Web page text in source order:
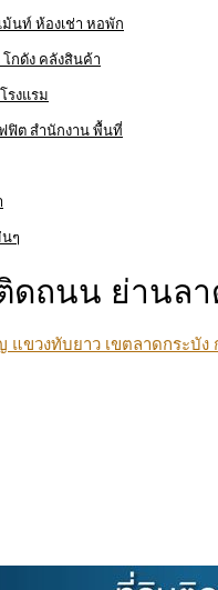
ม้นท์ ห้องเช่า หอพัก
โกดัง คลังสินค้า
รงแรม
ฟิต สำนักงาน พื้นที่
ๆ
ถนน ย่านลา
แขวงทับยาว เขตลาดกระบัง